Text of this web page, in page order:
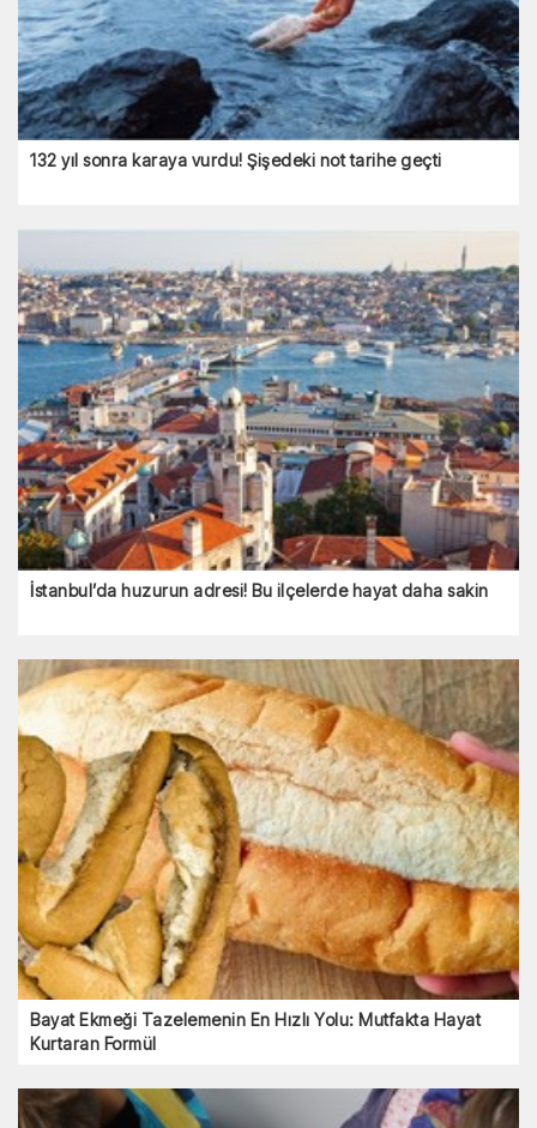
132 yıl sonra karaya vurdu! Şişedeki not tarihe geçti
İstanbul’da huzurun adresi! Bu ilçelerde hayat daha sakin
Bayat Ekmeği Tazelemenin En Hızlı Yolu: Mutfakta Hayat
Kurtaran Formül